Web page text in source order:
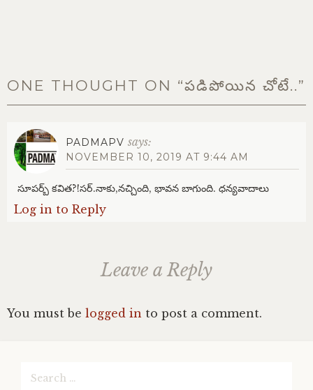
ONE THOUGHT ON “పడిపోయిన చోటే..”
PADMAPV says:
NOVEMBER 10, 2019 AT 9:44 AM
సూపర్బ్ కవిత?!సర్.నాకు,నచ్చింది, భావన బాగుంది. ధన్యవాదాలు
Log in to Reply
Leave a Reply
You must be logged in to post a comment.